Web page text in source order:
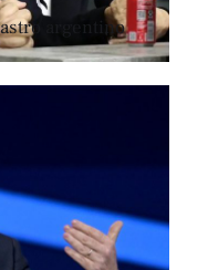
astro argentino